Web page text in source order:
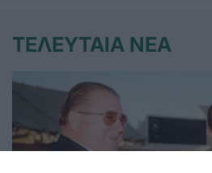
ΤΕΛΕΥΤΑΙΑ ΝΕΑ